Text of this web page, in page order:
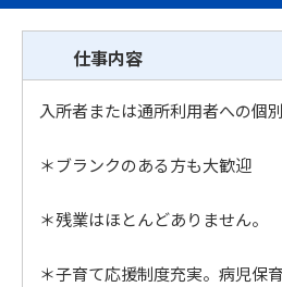
仕事内容
入所者または通所利用者への個
＊ブランクのある方も大歓迎
＊残業はほとんどありません。
＊子育て応援制度充実。病児保